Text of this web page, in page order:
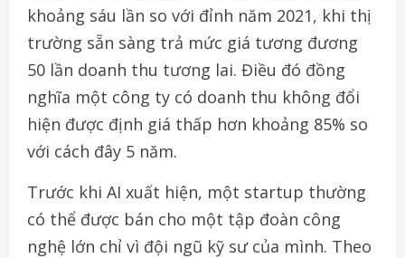
khoảng sáu lần so với đỉnh năm 2021, khi thị
trường sẵn sàng trả mức giá tương đương
50 lần doanh thu tương lai. Điều đó đồng
nghĩa một công ty có doanh thu không đổi
hiện được định giá thấp hơn khoảng 85% so
với cách đây 5 năm.
Trước khi AI xuất hiện, một startup thường
có thể được bán cho một tập đoàn công
nghệ lớn chỉ vì đội ngũ kỹ sư của mình. Theo